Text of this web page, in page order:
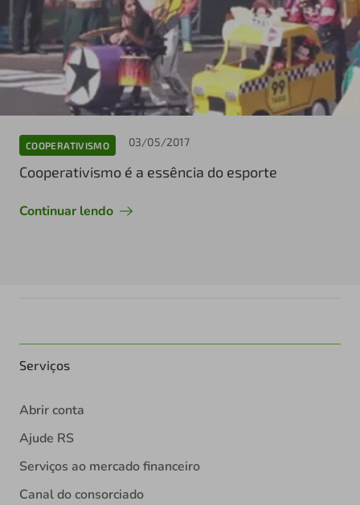
COOPERATIVISMO 03/05/2017
Cooperativismo é a essência do esporte
Continuar lendo
Serviços
Abrir conta
Ajude RS
Serviços ao mercado financeiro
Canal do consorciado